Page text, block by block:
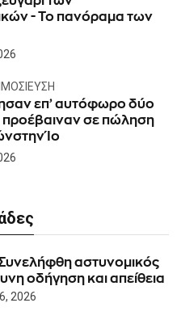
- Το πανόραμα των
επ’ αυτόφωρο δύο
σε πώληση
Ίο
αστυνομικός
οδήγηση και απείθεια
2026